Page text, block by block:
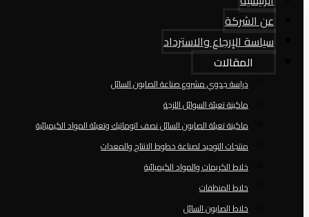
عن الشركة
سياسة الإرجاع والاسترداد
المقالات
دراسة جدوي مشروع صناعة الصابون السائل
ماكينة تعبئة السوائل اللزجة
ماكينة تعبئة الصابون السائل نصف اتوماتيك وتعبئة المواد الكيميائية
منتجات التوحيد لصناعة خطوط الانتاج والمعدات
خلاط الكريمات والمواد الكيميائية
خلاط المنظفات
خلاط الصابون السائل